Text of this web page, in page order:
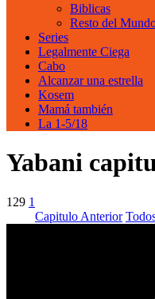
Biblicas
Resto del
Series
Legalmente Ciega
Cabo
Alcanzar una estrella
Kosem
Mamá también
La 1-5/18
Yabani
129 1
Capitulo Anterior